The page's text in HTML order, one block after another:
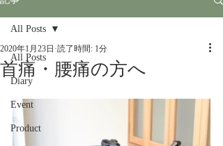
All Posts
Diary
Event
Product
All Posts
首痛・腰痛の方へ
2020年1月23日 読了時間: 1分